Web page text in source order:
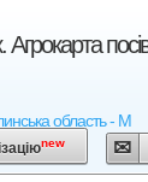
Агрокарта
область - М
new